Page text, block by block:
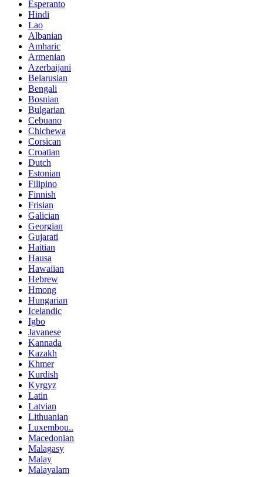
Esperanto
Hindi
Lao
Albanian
Amharic
Armenian
Azerbaijani
Belarusian
Bengali
Bosnian
Bulgarian
Cebuano
Chichewa
Corsican
Croatian
Dutch
Estonian
Filipino
Finnish
Frisian
Galician
Georgian
Gujarati
Haitian
Hausa
Hawaiian
Hebrew
Hmong
Hungarian
Icelandic
Igbo
Javanese
Kannada
Kazakh
Khmer
Kurdish
Kyrgyz
Latin
Latvian
Lithuanian
Luxembou..
Macedonian
Malagasy
Malay
Malayalam